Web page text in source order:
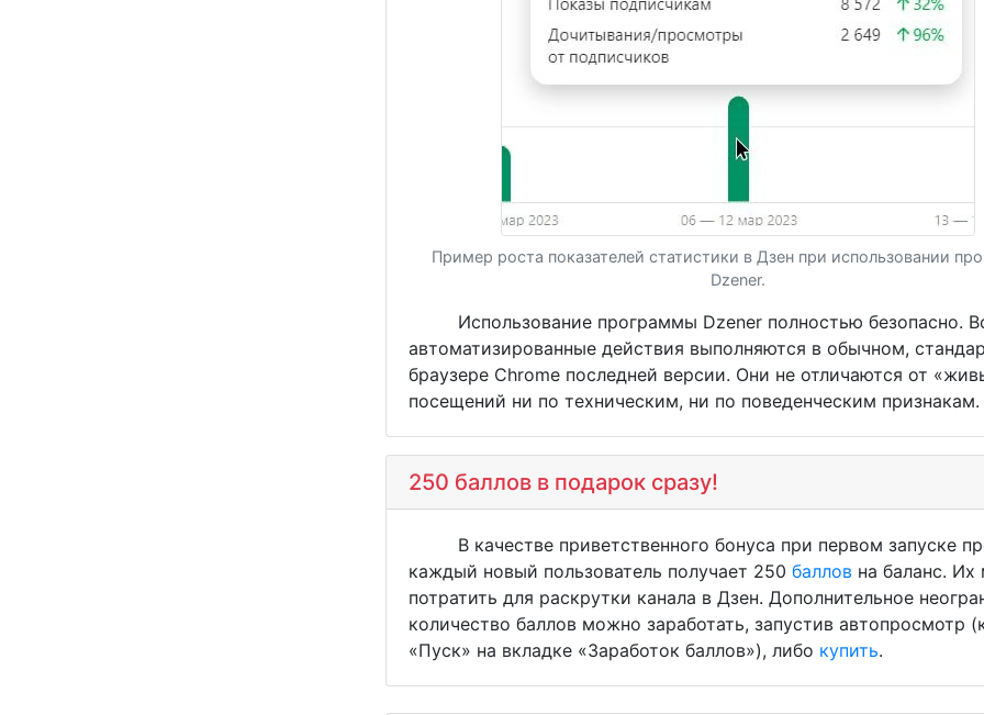
Пример роста показателей статистики в Дзен при использовании
Dzener.
Использование программы Dzener полностью безопасно.
автоматизированные действия выполняются в обычном,
браузере Chrome последней версии. Они не отличаются от
посещений ни по техническим, ни по поведенческим признакам.
250 баллов в подарок сразу!
В качестве приветственного бонуса при первом запуске
каждый новый пользователь получает 250 баллов на баланс.
потратить для раскрутки канала в Дзен. Дополнительное
количество баллов можно заработать, запустив автопросмотр
«Пуск» на вкладке «Заработок баллов»), либо купить.